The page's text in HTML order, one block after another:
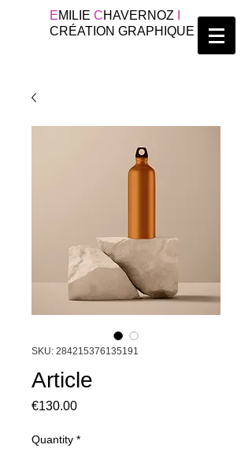
EMILIE CHAVERNOZ
CRÉATION GRAPHIQUE
SKU: 284215376135191
Article
€130.00Price
Quantity *